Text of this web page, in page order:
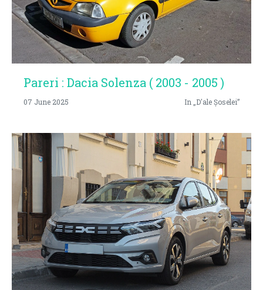
Pareri : Dacia Solenza ( 2003 - 2005 )
07 June 2025 In „D'ale Șoselei”